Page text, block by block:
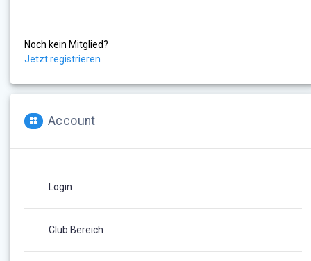
Noch kein Mitglied?
Jetzt registrieren
Account
Login
Club Bereich